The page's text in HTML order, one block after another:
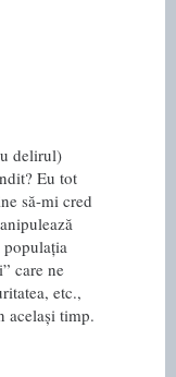
delirul)
Eu tot
să-mi cred
populația
care ne
etc.,
același timp.